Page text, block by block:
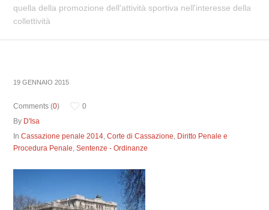
quella della promozione dell'attività sportiva nell'interesse della
collettività
19 GENNAIO 2015
Comments (0)
0
By D'Isa
InCassazione penale 2014,Corte di Cassazione, Diritto Penale e
Procedura Penale,Sentenze - Ordinanze